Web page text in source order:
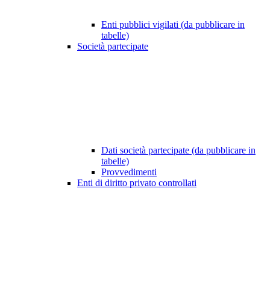
Enti pubblici vigilati (da pubblicare in
tabelle)
Società partecipate
Dati società partecipate (da pubblicare in
tabelle)
Provvedimenti
Enti di diritto privato controllati